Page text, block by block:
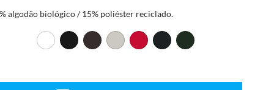
algodão biológico / 15% poliéster reciclado.